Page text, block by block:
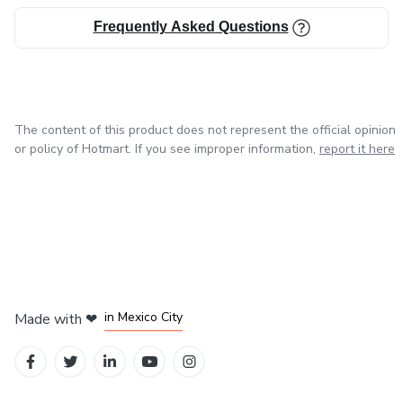
терапевтов, педагогов и консультантов, которые
хотят обогатить свою практику нарративными
Перестаньте искать разрозненные ресурсы. У вас
Frequently Asked Questions
The content of this product does not represent the official opinion
or policy of Hotmart. If you see improper information, report it here
Made with ❤ in Mexico City